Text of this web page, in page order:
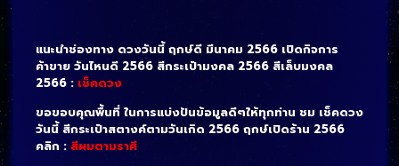
แนะนำช่องทาง ดวงวันนี้ ฤกษ์ดี มีนาคม 2566 เปิดกิจการ
ค้าขาย วันไหนดี 2566 สีกระเป๋ามงคล 2566 สีเล็บมงคล
2566 : เช็คดวง
ขอขอบคุณพื้นที่ ในการแบ่งปันข้อมูลดีๆให้ทุกท่าน ชม เช็คดวง
วันนี้ สีกระเป๋าสตางค์ตามวันเกิด 2566 ฤกษ์เปิดร้าน 2566
คลิก : สีผมตามราศี